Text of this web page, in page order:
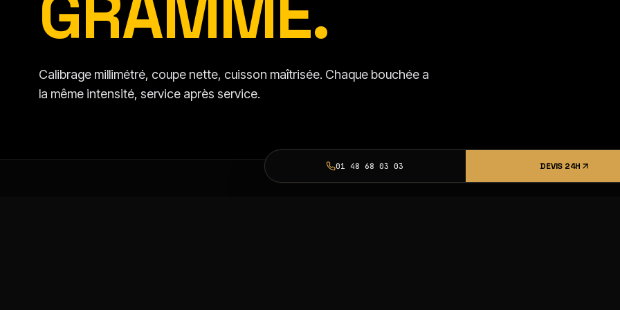
Calibrage millimétré, coupe nette, cuisson maîtrisée. Chaque bouchée a
la même intensité, service après service.
01 48 68 03 03 DEVIS 24H